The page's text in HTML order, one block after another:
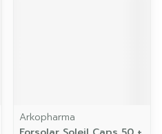
Arkopharma